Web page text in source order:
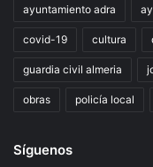
ayuntamiento adra
covid-19 cultura
guardia civil almeria
obras policía local
Síguenos